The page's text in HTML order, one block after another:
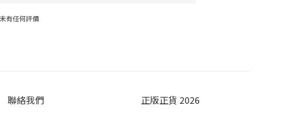
有任何評價
聯絡我們 正版正貨 2026